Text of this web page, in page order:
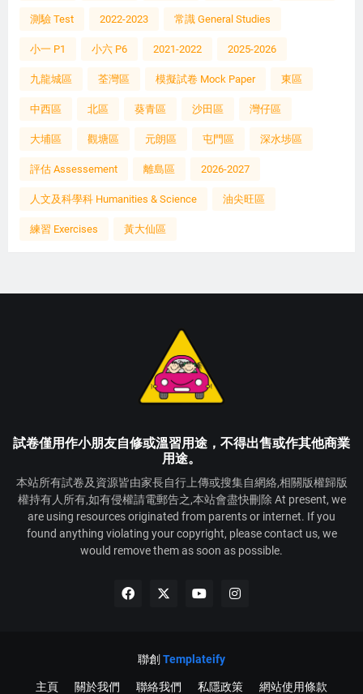
測驗 Test 2022-2023 常識 General Studies
小一 P1 小六 P6 2021-2022 2025-2026
九龍城區 荃灣區 模擬試卷 Mock Paper 東區
中西區 北區 葵青區 沙田區 灣仔區
大埔區 觀塘區 元朗區 屯門區 深水埗區
評估 Assessement 離島區 2026-2027
人文及科學科 Humanities & Science 油尖旺區
練習 Exercises 黃大仙區
試卷僅用作小朋友自修或溫習用途，不得出售或作其他商業
用途。
本站所有試卷及資源皆由家長自行上傳或搜集自網絡,相關版權歸版
權持有人所有,如有侵權請電郵告之,本站會盡快刪除 At present, we
are using resources originated from parents or internet. If you
found anything violating your copyright, please contact us, we
would remove them as soon as possible.
聯創 Templateify
主頁 關於我們 聯絡我們 私隱政策 網站使用條款